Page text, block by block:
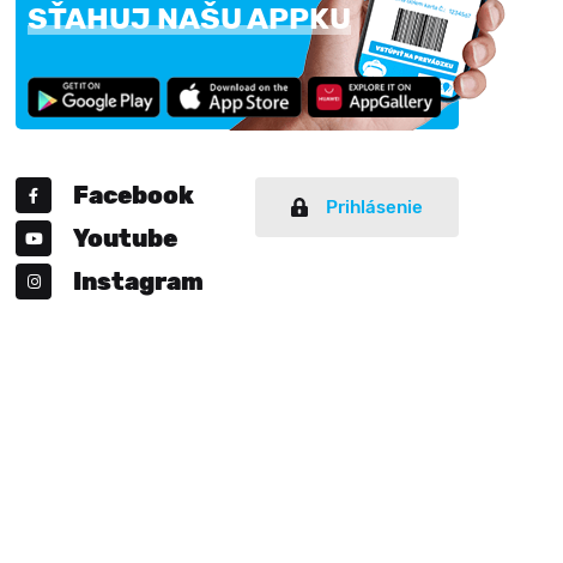
SŤAHUJ NAŠU APPKU
Facebook
Youtube
Instagram
Prihlásenie